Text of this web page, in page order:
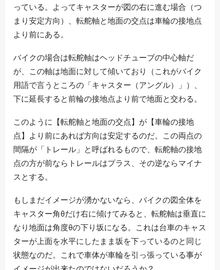
っている。よってキャスターが図の右に進む場合（つ
まり安定方向）、転舵軸と地面の交点は車輪の接地点
より前にある。
バイクの場合は転舵軸はヘッドチューブの中心軸だ
が、この軸は地面に対して傾いており（これがバイク
用語で言うところの「キャスター（アングル）」）、
下に延長すると前輪の接地点より前で地面と交わる。
このように【転舵軸と地面の交点】が【車輪の接地
点】より前にあれば方向は安定するのだ。この両点の
間隔が「トレール」と呼ばれるもので、転舵軸の接地
点の方が前ならトレールはプラス、その逆ならマイナ
スとする。
もしまだイメージが湧かないなら、バイクの図全体を
キャスター角θだけ右に傾けてみると、転舵軸は垂直に
なり地面は角度θの下り坂になる。これは台車のキャス
ターが上面を水平にしたまま坂を下っているのと同じ
状態なのだ。これで車体が車輪を引っ張っている事が